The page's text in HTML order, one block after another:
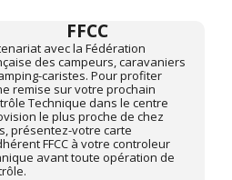
FFCC
avec la Fédération
des campeurs, caravaniers
caristes. Pour profiter
remise sur votre prochain
Technique dans le centre
le plus proche de chez
présentez-votre carte
FFCC à votre controleur
avant toute opération de